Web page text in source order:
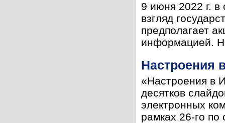
9 июня 2022 г.
взгляд
предполагает
информацией.
Настроения
«Настроения в
десятков
электронных
рамках 26-го по